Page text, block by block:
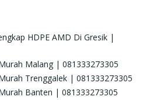
HDPE AMD Di Gresik |
Malang | 081333273305
Trenggalek | 081333273305
Banten | 081333273305